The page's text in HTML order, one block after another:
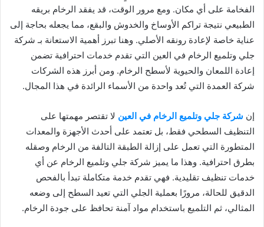
الفخامة على أي مكان. ومع مرور الوقت، قد يفقد الرخام بريقه
الطبيعي نتيجة تراكم الأوساخ والخدوش والبقع، مما يجعله بحاجة إلى
عناية خاصة لإعادة رونقه الأصلي. وهنا تبرز أهمية الاستعانة بـ شركة
جلي وتلميع الرخام في العين التي تقدم خدمات احترافية تضمن
إعادة اللمعان والحيوية لأسطح الرخام. ومن أبرز هذه الشركات
شركة العمدة التي تُعد واحدة من الأسماء الرائدة في هذا المجال.
إن شركة جلي وتلميع الرخام في العين لا تقتصر مهمتها على
التنظيف السطحي فقط، بل تعتمد على أحدث الأجهزة والمعدات
المتطورة التي تعمل على إزالة الطبقة التالفة من الرخام وصقله
بطرق احترافية. وهذا ما يميز شركة جلي وتلميع الرخام عن أي
خدمات تنظيف تقليدية. فهي تقدم خدمة متكاملة تبدأ بالفحص
الدقيق للحالة، مرورًا بعملية الجلي التي تعيد السطح إلى وضعه
المثالي، ثم التلميع باستخدام مواد آمنة تحافظ على جودة الرخام.